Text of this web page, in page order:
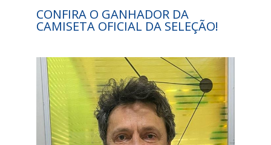
CONFIRA O GANHADOR DA
CAMISETA OFICIAL DA SELEÇÃO!